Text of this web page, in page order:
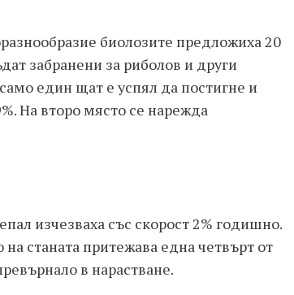
биолозите предложиха 20
забранени за риболов и други
един щат е успял да постигне и
На второ място се нарежда
изчезваха със скорост 2% годишно.
станата притежава една четвърт от
в нарастване.